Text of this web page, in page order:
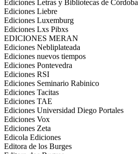
Ediciones Letras y Bibliotecas de Córdoba
Ediciones Liebre
Ediciones Luxemburg
Ediciones Lxs Pibxs
EDICIONES MERAN
Ediciones Nebliplateada
Ediciones nuevos tiempos
Ediciones Pontevedra
Ediciones RSI
Ediciones Seminario Rabinico
Ediciones Tacitas
Ediciones TAE
Ediciones Universidad Diego Portales
Ediciones Vox
Ediciones Zeta
Edicola Ediciones
Editora de los Burges